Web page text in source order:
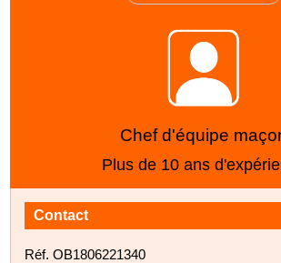
Chef d'équipe
Plus de 10 ans
Contact
Réf. OB1806221340